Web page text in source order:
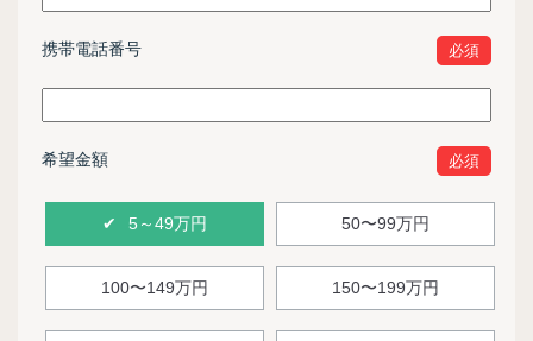
携帯電話番号 必須
希望金額 必須
5～49万円 50〜99万円
100〜149万円 150〜199万円